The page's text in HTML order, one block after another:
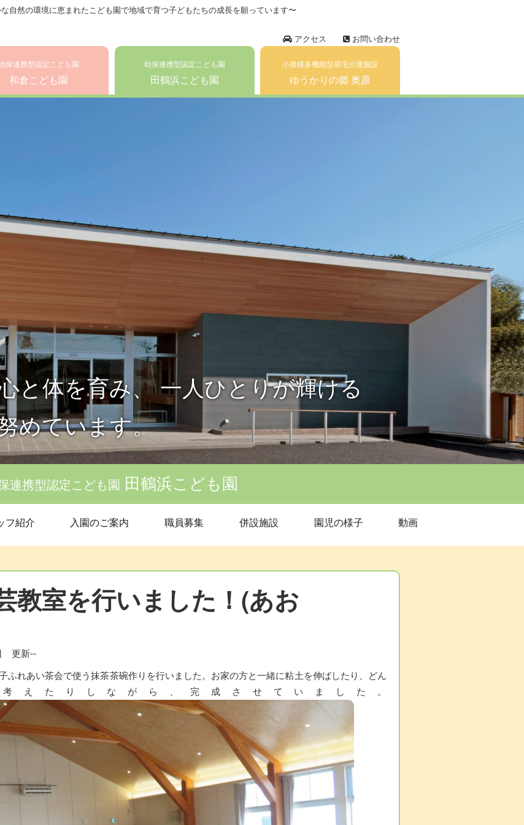
然の環境に恵まれたこども園で地域で育つ子どもたちの成長を願っています〜
アクセス お問い合わせ
保連携型認定こども園
和倉こども園
幼保連携型認定こども園
田鶴浜こども園
小規模多機能型居宅介護施設
ゆうかりの郷 奥原
と体を育み、 一人ひとりが輝ける
めています。
連携型認定こども園 田鶴浜こども園
フ紹介 入園のご案内 職員募集 併設施設 園児の様子 動画
教室を行いました！(あお
更新--
れあい茶会で使う抹茶茶碗作りを行いました。お家の方と一緒に粘土を伸ばしたり、どん
えたりしながら、完成させていました。